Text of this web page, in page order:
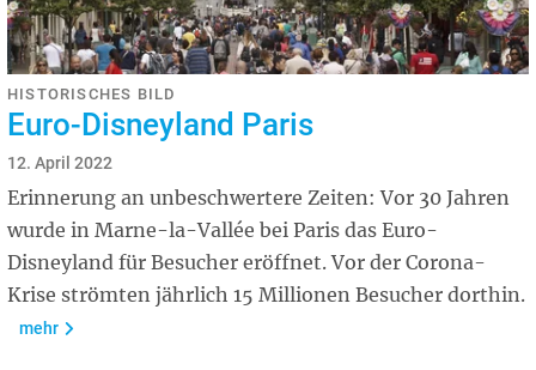
HISTORISCHES BILD
Euro-Disneyland Paris
12. April 2022
Erinnerung an unbeschwertere Zeiten: Vor 30 Jahren
wurde in Marne-la-Vallée bei Paris das Euro-
Disneyland für Besucher eröffnet. Vor der Corona-
Krise strömten jährlich 15 Millionen Besucher dorthin.
mehr